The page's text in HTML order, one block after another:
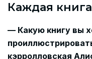
Каждая
— Какую книгу вы
кэрролловская